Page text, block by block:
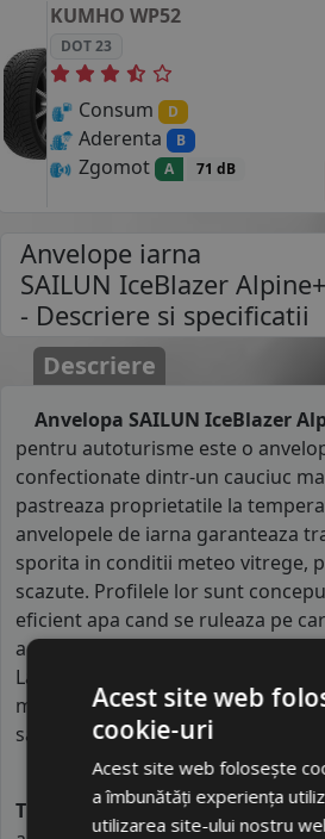
KUMHO WP52
DOT 23
Consum D
Aderenta B
Zgomot A 71 dB
Anvelope iarna
SAILUN IceBlazer
- Descriere si specificatii
Descriere
Anvelopa SAILUN IceBlazer
pentru autoturisme este o
confectionate dintr-un cauciuc
pastreaza proprietatile la
anvelopele de iarna garanteaza
sporita in conditii meteo vitrege,
scazute. Profilele lor sunt
eficient apa cand se ruleaza pe
acelasi timp asigurand aderenta
Lamelele prezente pe trenul de
mult patinarea rotilor la contactul
sau zapada..
Indicele de vitezaal anvelopei
T . Acest indice confirma ca
Acest site web
cookie-uri
Acest site web folosește
a îmbunătăți experiența
utilizarea site-ului nostru